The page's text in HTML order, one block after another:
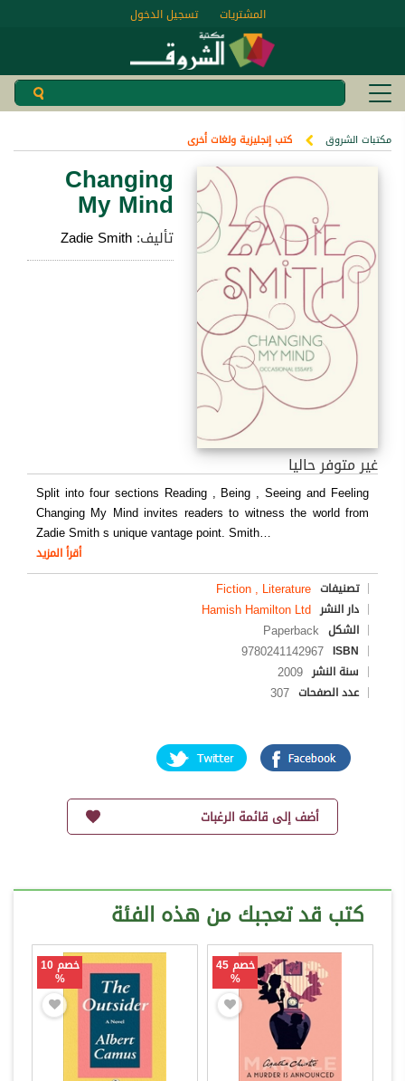
تسجيل الدخول المشتريات
مكتبات الشروق كتب إنجليزية ولغات أخرى
Changing
My Mind
تأليف:Zadie Smith
غير متوفر حاليا
Split into four sections Reading , Being , Seeing and Feeling
Changing My Mind invites readers to witness the world from
Zadie Smith s unique vantage point. Smith…
أقرأ المزيد
تصنيفات Fiction , Literature
دار النشر Hamish Hamilton Ltd
الشكل Paperback
ISBN
9780241142967
سنة النشر 2009
عدد الصفحات 307
أضف إلى قائمة الرغبات
كتب قد تعجبك من هذه الفئة
خصم 45
%
خصم 10
%